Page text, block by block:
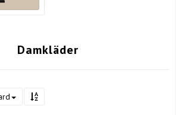
Damkläder